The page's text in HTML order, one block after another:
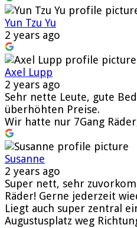
Yun Tzu Yu
2 years ago
Axel Lupp
2 years ago
Sehr nette Leute, gute
überhöhten Preise.
Wir hatte nur 7Gang
Susanne
2 years ago
Super nett, sehr
Räder! Gerne jederzeit
Liegt auch super zentral
Augustusplatz weg